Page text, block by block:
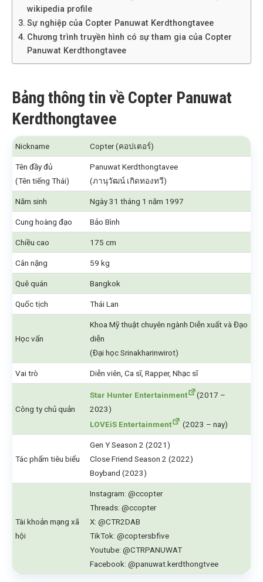
wikipedia profile
Sự nghiệp của Copter Panuwat Kerdthongtavee
Chương trình truyền hình có sự tham gia của Copter
Panuwat Kerdthongtavee
Bảng thông tin về Copter Panuwat
Kerdthongtavee
Nickname Copter (คอปเตอร์)
Tên đầy đủ
(Tên tiếng Thái)
Panuwat Kerdthongtavee
(ภานุวัฒน์ เกิดทองทวี)
Năm sinh Ngày 31 tháng 1 năm 1997
Cung hoàng đạo Bảo Bình
Chiều cao 175 cm
Cân nặng 59 kg
Quê quán Bangkok
Quốc tịch Thái Lan
Học vấn
Khoa Mỹ thuật chuyên ngành Diễn xuất và Đạo
diễn
(Đại học Srinakharinwirot)
Vai trò Diễn viên, Ca sĩ, Rapper, Nhạc sĩ
Công ty chủ quản
Star Hunter Entertainment
(2017 –
2023)
LOVEiS Entertainment
(2023 – nay)
Tác phẩm tiêu biểu
Gen Y Season 2 (2021)
Close Friend Season 2 (2022)
Boyband (2023)
Tài khoản mạng xã
hội
Instagram: @ccopter
Threads: @ccopter
X: @CTR2DAB
TikTok: @coptersbfive
Youtube: @CTRPANUWAT
Facebook: @panuwat.kerdthongtvee